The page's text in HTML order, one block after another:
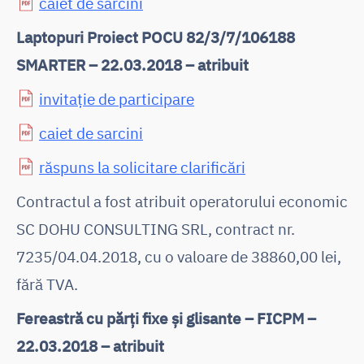
Laptopuri Proiect POCU 82/3/7/106188
SMARTER – 22.03.2018 – atribuit
invitație de participare
caiet de sarcini
răspuns la solicitare clarificări
Contractul a fost atribuit operatorului economic
SC DOHU CONSULTING SRL, contract nr.
7235/04.04.2018, cu o valoare de 38860,00 lei,
fără TVA.
Fereastră cu părți fixe și glisante – FICPM –
22.03.2018 – atribuit